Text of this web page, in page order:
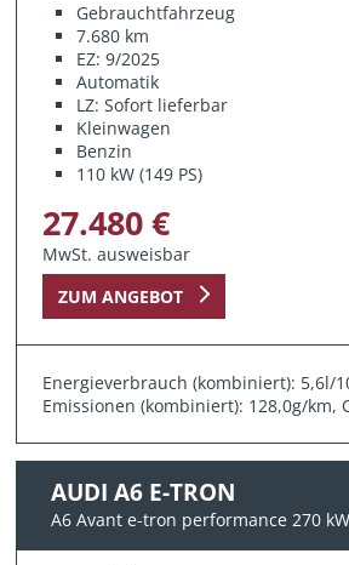
Gebrauchtfahrzeug
7.680 km
EZ: 9/2025
Automatik
LZ: Sofort lieferbar
Kleinwagen
Benzin
110 kW (149 PS)
27.480 €
MwSt. ausweisbar
ZUM ANGEBOT
Energieverbrauch (kombiniert): 5,6l/
Emissionen (kombiniert): 128,0g/km,
AUDI A6 E-TRON
A6 Avant e-tron performance 270 kW